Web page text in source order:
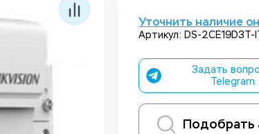
Уточнить наличие
Артикул: DS-2CE19D3T-
Задать
Telegram
Подобрать